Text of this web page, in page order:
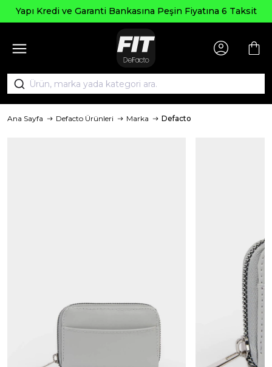
Yapı Kredi ve Garanti Bankasına Peşin Fiyatına 6 Taksit
Ana Sayfa Defacto Ürünleri Marka Defacto